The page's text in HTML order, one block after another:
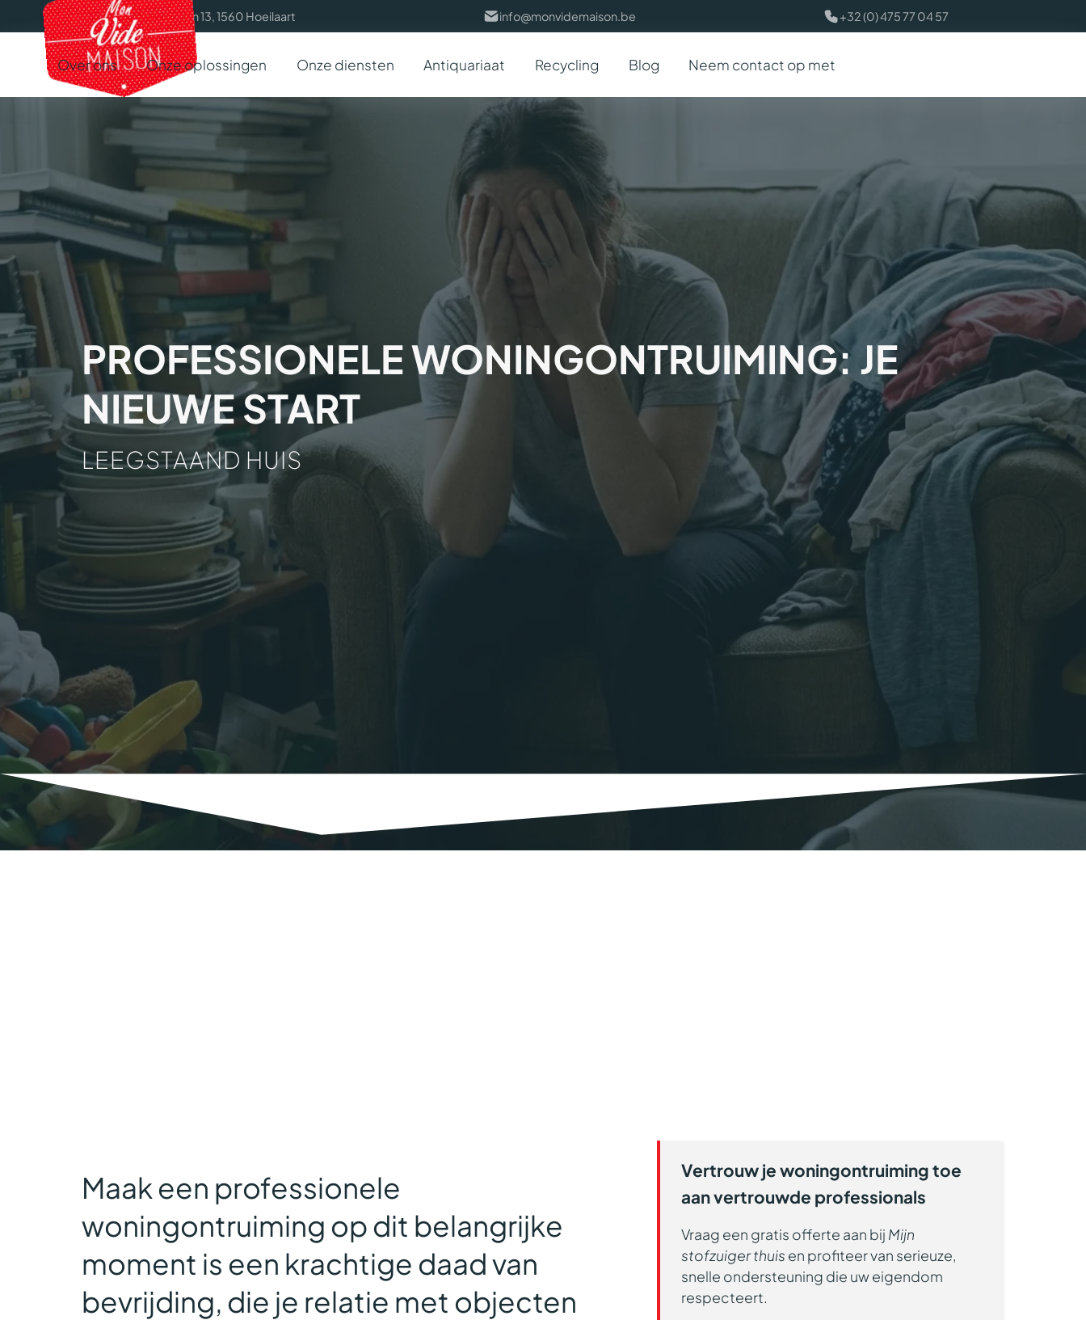
Zuidlaan 13, 1560 Hoeilaart info@monvidemaison.be +32 (0) 475 77 04 57
Over ons Onze oplossingen Onze diensten Antiquariaat Recycling Blog Neem contact op met
PROFESSIONELE WONINGONTRUIMING: JE
NIEUWE START
LEEGSTAAND HUIS
Maak een professionele
woningontruiming op dit belangrijke
moment is een krachtige daad van
bevrijding, die je relatie met objecten
Vertrouw je woningontruiming toe
aan vertrouwde professionals
Vraag een gratis offerte aan bij Mijn
stofzuiger thuis en profiteer van serieuze,
snelle ondersteuning die uw eigendom
respecteert.